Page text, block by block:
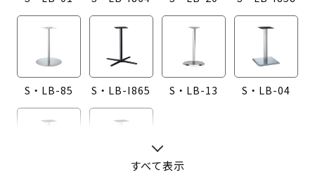
S・LB-85 S・LB-I865 S・LB-13 S・LB-04
すべて表示